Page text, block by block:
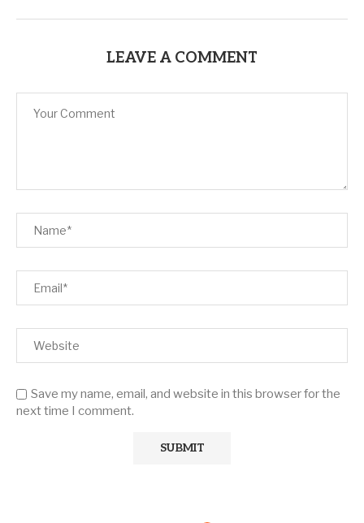
LEAVE A COMMENT
Save my name, email, and website in this browser for the
next time I comment.